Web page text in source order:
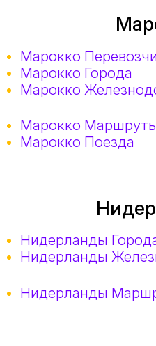
Марокко
Марокко Города
Марокко
Марокко
Марокко Поезда
Нидерланды
Нидерланды
Нидерланды